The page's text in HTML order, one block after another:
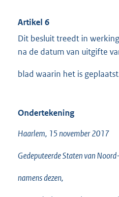
Artikel 6
Dit besluit treedt in
na de datum van uitgifte
blad waarin het is
Ondertekening
Haarlem, 15 november 2017
Gedeputeerde Staten van
namens dezen,